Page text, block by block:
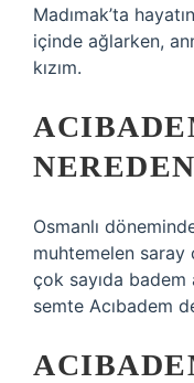
Madımak’ta
içinde ağlarken,
kızım.
Osmanlı
muhtemelen saray
çok sayıda badem
semte Acıbadem